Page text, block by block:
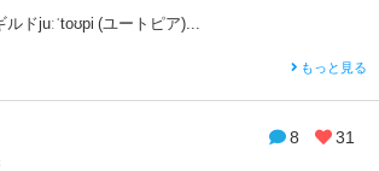
ドjuːˈtoʊpi (ユートピア)...
もっと見る
8 31